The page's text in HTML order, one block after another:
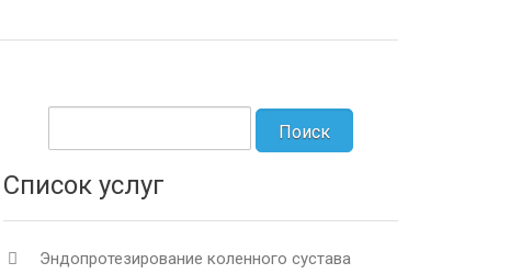
Список услуг
Эндопротезирование коленного сустава